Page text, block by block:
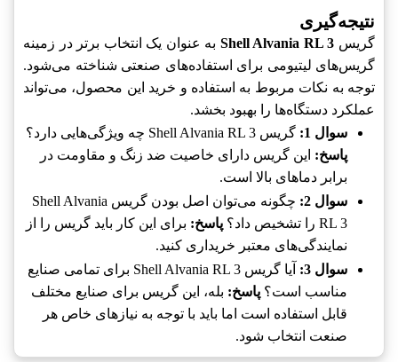
نتیجه‌گیری
گریس Shell Alvania RL 3 به عنوان یک انتخاب برتر در زمینه
گریس‌های لیتیومی برای استفاده‌های صنعتی شناخته می‌شود.
توجه به نکات مربوط به استفاده و خرید این محصول، می‌تواند
عملکرد دستگاه‌ها را بهبود بخشد.
سوال 1:
گریس Shell Alvania RL 3 چه ویژگی‌هایی دارد؟
پاسخ: این گریس دارای خاصیت ضد زنگ و مقاومت در
برابر دماهای بالا است.
سوال 2:
چگونه می‌توان اصل بودن گریس Shell Alvania
RL 3 را تشخیص داد؟
پاسخ: برای این کار باید گریس را از
نمایندگی‌های معتبر خریداری کنید.
سوال 3:
آیا گریس Shell Alvania RL 3 برای تمامی صنایع
مناسب است؟ پاسخ: بله، این گریس برای صنایع مختلف
قابل استفاده است اما باید با توجه به نیازهای خاص هر
صنعت انتخاب شود.